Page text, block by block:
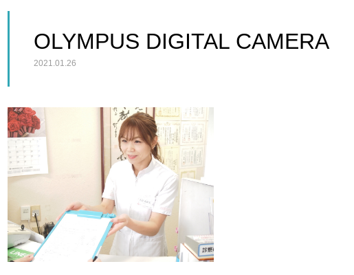
OLYMPUS DIGITAL CAMERA
2021.01.26